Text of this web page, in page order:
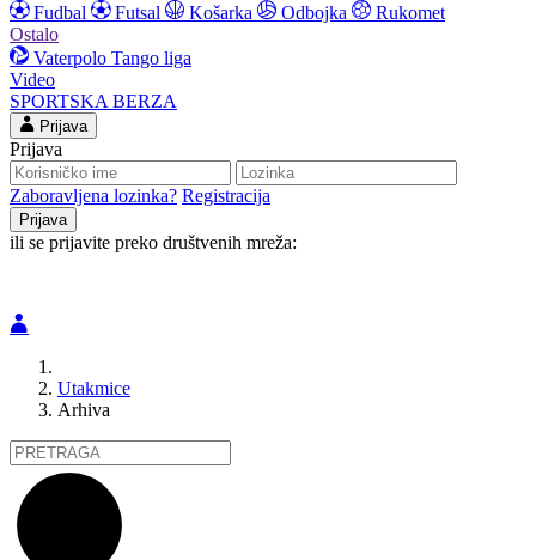
Fudbal
Futsal Košarka Odbojka
Rukomet
Ostalo
Vaterpolo Tango liga
Video
SPORTSKA BERZA
Prijava
Prijava
Zaboravljena lozinka? Registracija
ili se prijavite preko društvenih mreža:
Utakmice
Arhiva